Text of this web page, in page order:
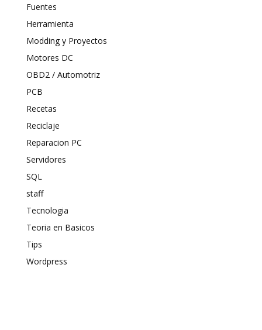
Fuentes
Herramienta
Modding y Proyectos
Motores DC
OBD2 / Automotriz
PCB
Recetas
Reciclaje
Reparacion PC
Servidores
SQL
staff
Tecnologia
Teoria en Basicos
Tips
Wordpress